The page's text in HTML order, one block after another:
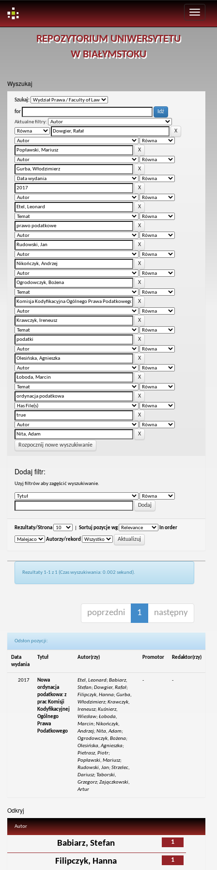
REPOZYTORIUM UNIWERSYTETU
W BIAŁYMSTOKU
Wyszukaj
Szukaj:
for
Aktualne filtry:
Rozpocznij nowe wyszukiwanie
Dodaj filtr:
Uzyj filtrów aby zagęścić wyszukiwanie.
Rezultaty/Strona Sortuj pozycje wg In order
Autorzy/rekord
Rezultaty 1-1 z 1 (Czas wyszukiwania: 0.002 sekund).
poprzedni 1 następny
Odsłon pozycji:
Data
wydania
Tytuł Autor(rzy) Promotor Redaktor(rzy)
2017
Nowa
ordynacja
podatkowa: z
prac Komisji
Kodyfikacyjnej
Ogólnego
Prawa
Podatkowego
Etel, Leonard; Babiarz,
Stefan; Dowgier, Rafał;
Filipczyk, Hanna; Gurba,
Włodzimierz; Krawczyk,
Ireneusz; Kuśnierz,
Wiesław; Łoboda,
Marcin; Nikończyk,
Andrzej; Nita, Adam;
Ogrodowczyk, Bożena;
Olesińska, Agnieszka;
Pietrasz, Piotr;
Popławski, Mariusz;
Rudowski, Jan; Strzelec,
Dariusz; Taborski,
Grzegorz; Zajączkowski,
Artur
- -
Odkryj
Autor
1
Babiarz, Stefan
1
Filipczyk, Hanna